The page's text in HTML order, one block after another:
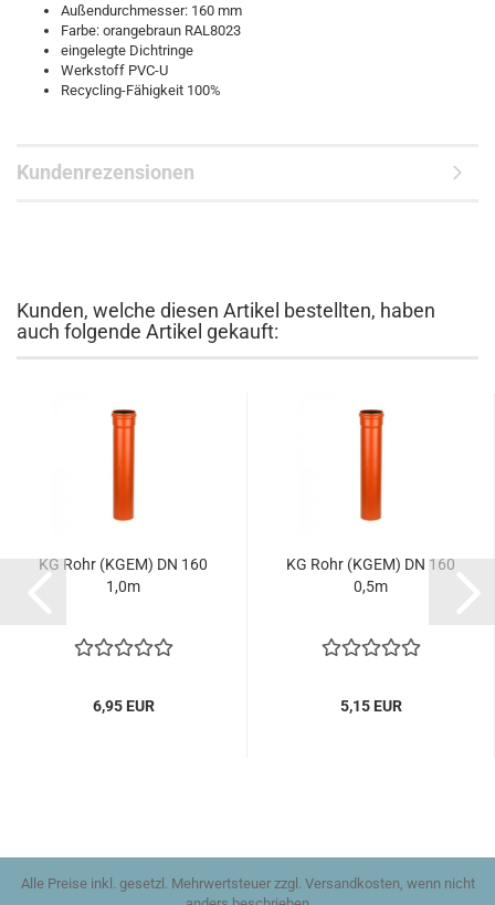
Außendurchmesser: 160 mm
Farbe: orangebraun RAL8023
eingelegte Dichtringe
Werkstoff PVC-U
Recycling-Fähigkeit 100%
Kundenrezensionen
Kunden, welche diesen Artikel bestellten, haben
auch folgende Artikel gekauft:
KG Rohr (KGEM) DN 160
1,0m
6,95 EUR
KG Rohr (KGEM) DN 160
0,5m
5,15 EUR
Alle Preise inkl. gesetzl. Mehrwertsteuer zzgl. Versandkosten, wenn nicht